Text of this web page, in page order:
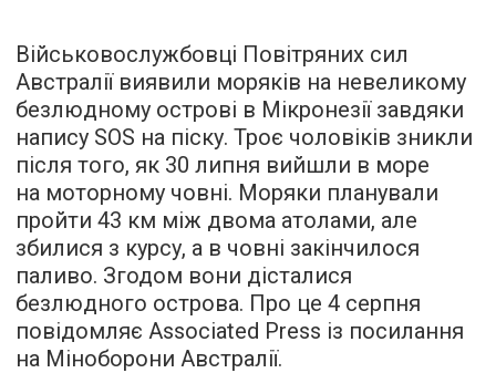
Військовослужбовці Повітряних сил
Австралії виявили моряків на невеликому
безлюдному острові в Мікронезії завдяки
напису SOS на піску. Троє чоловіків зникли
після того, як 30 липня вийшли в море
на моторному човні. Моряки планували
пройти 43 км між двома атолами, але
збилися з курсу, а в човні закінчилося
паливо. Згодом вони дісталися
безлюдного острова. Про це 4 серпня
повідомляє Associated Press із посилання
на Міноборони Австралії.